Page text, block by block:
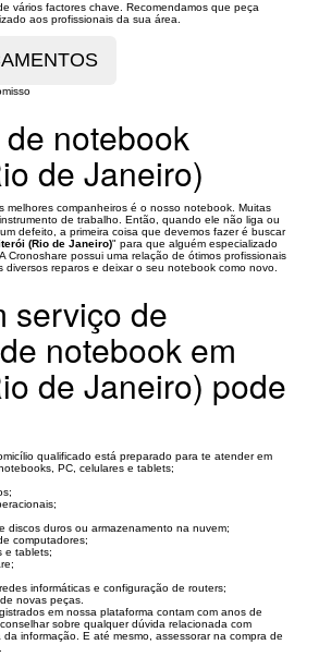
vários factores chave. Recomendamos que peça
aos profissionais da sua área.
notebook
de Janeiro)
melhores companheiros é o nosso notebook. Muitas
de trabalho. Então, quando ele não liga ou
defeito, a primeira coisa que devemos fazer é buscar
(Rio de Janeiro)" para que alguém especializado
Cronoshare possui uma relação de ótimos profissionais
diversos reparos e deixar o seu notebook como novo.
serviço de
notebook em
de Janeiro) pode
qualificado está preparado para te atender em
PC, celulares e tablets;
discos duros ou armazenamento na nuvem;
computadores;
e tablets;
informáticas e configuração de routers;
novas peças.
em nossa plataforma contam com anos de
sobre qualquer dúvida relacionada com
informação. E até mesmo, assessorar na compra de